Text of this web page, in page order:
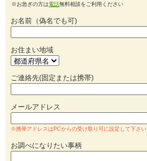
※お急ぎの方は 電話無料相談をご利用ください
お名前（偽名でも可)
お住まい地域
ご連絡先(固定または携帯)
メールアドレス
※携帯アドレスはPCからの受け取り可に設定して下さい
お調べになりたい事柄